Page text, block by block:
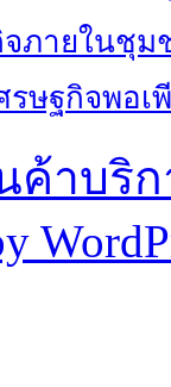
ภายในชุม
รษฐกิจพอเ
ค้าบ